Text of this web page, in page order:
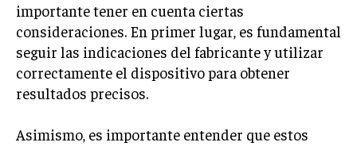
importante tener en cuenta ciertas
consideraciones. En primer lugar, es fundamental
seguir las indicaciones del fabricante y utilizar
correctamente el dispositivo para obtener
resultados precisos.
Asimismo, es importante entender que estos